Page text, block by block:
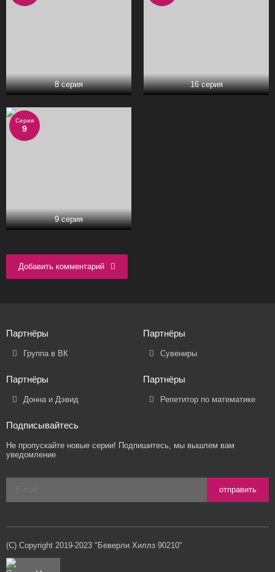
8 серия 16 серия
Серия
9
9 серия
Добавить комментарий
Партнёры
Группа в ВК
Партнёры
Сувениры
Партнёры
Донна и Дэвид
Партнёры
Репетитор по математике
Подписывайтесь
Не пропускайте новые серии! Подпишитесь, мы вышлем вам
уведомление
отправить
(C) Copyright 2019-2023 "Беверли Хиллз 90210"